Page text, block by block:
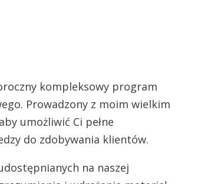
kompleksowy program
Prowadzony z moim wielkim
umożliwić Ci pełne
do zdobywania klientów.
na naszej